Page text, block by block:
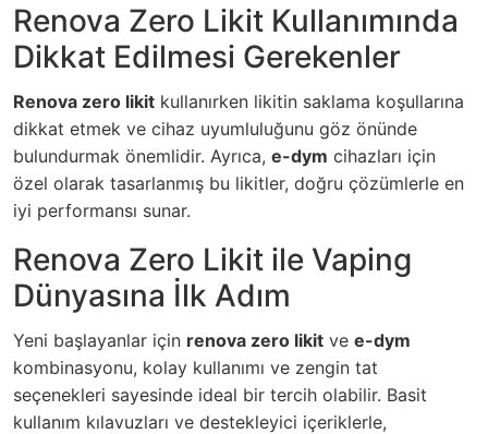
Renova Zero Likit Kullanımında
Dikkat Edilmesi Gerekenler
Renova zero likit kullanırken likitin saklama koşullarına
dikkat etmek ve cihaz uyumluluğunu göz önünde
bulundurmak önemlidir. Ayrıca, e-dym cihazları için
özel olarak tasarlanmış bu likitler, doğru çözümlerle en
iyi performansı sunar.
Renova Zero Likit ile Vaping
Dünyasına İlk Adım
Yeni başlayanlar için renova zero likit ve e-dym
kombinasyonu, kolay kullanımı ve zengin tat
seçenekleri sayesinde ideal bir tercih olabilir. Basit
kullanım kılavuzları ve destekleyici içeriklerle,